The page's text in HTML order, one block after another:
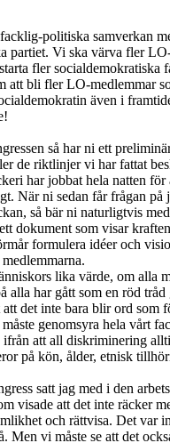
politiska samverkan
partiet. Vi ska värva fler
fler socialdemokratiska
att bli fler LO-medlemmar
även i
så har ni ett
de riktlinjer vi har fattat
har jobbat hela natten för
När ni sedan får frågan på
så bär ni naturligtvis
dokument som visar
formulera idéer och
lika värde, om alla
alla har gått som en röd tråd
det inte bara blir ord som
genomsyra hela vårt
ifrån att all diskriminering
på kön, ålder, etnisk
satt jag med i den
visade att det inte räcker
och rättvisa. Det var
Men vi måste se att det